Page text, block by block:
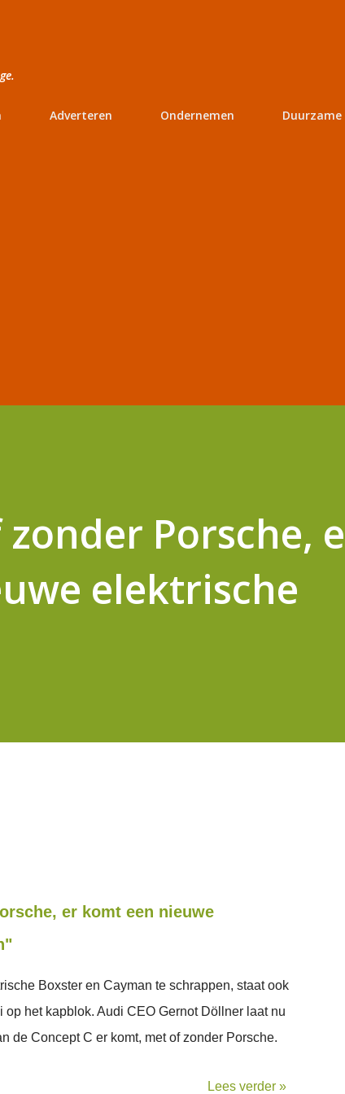
Adverteren Ondernemen Duurzame
Porsche,
elektrische
er komt een nieuwe
Boxster en Cayman te schrappen, staat ook
op het kapblok. Audi CEO Gernot Döllner laat nu
de Concept C er komt, met of zonder Porsche.
Lees verder »